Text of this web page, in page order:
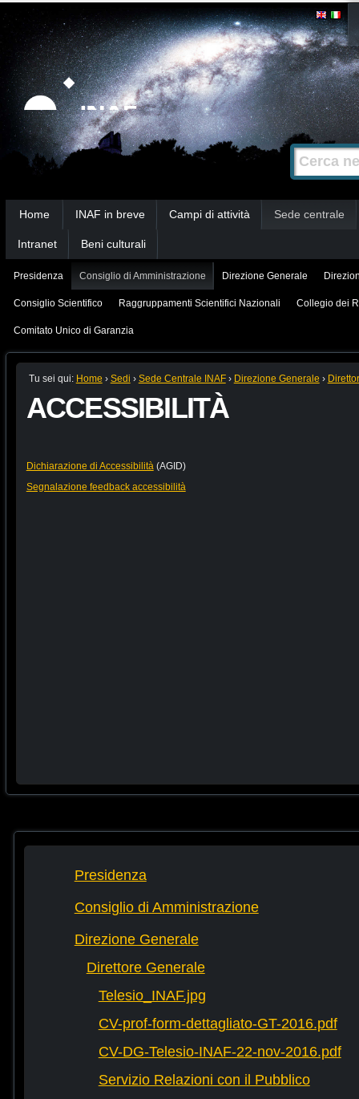
Strumenti
personali
Salta
contenuti.
|
Salta
alla
navigazione
Cerca nel
Ricerca
avanzata…
Home INAF in breve Campi di attività Sede centrale
Intranet Beni culturali
Presidenza Consiglio di Amministrazione Direzione Generale
Consiglio Scientifico Raggruppamenti Scientifici Nazionali Collegio dei
Comitato Unico di Garanzia
Tu sei qui: Home › Sedi › Sede Centrale INAF › Direzione Generale ›
ACCESSIBILITÀ
Dichiarazione di Accessibilità (AGID)
Segnalazione feedback accessibilità
Presidenza
Consiglio di Amministrazione
Direzione Generale
Direttore Generale
Telesio_INAF.jpg
CV-prof-form-dettagliato-GT-2016.pdf
CV-DG-Telesio-INAF-22-nov-2016.pdf
Servizio Relazioni con il Pubblico